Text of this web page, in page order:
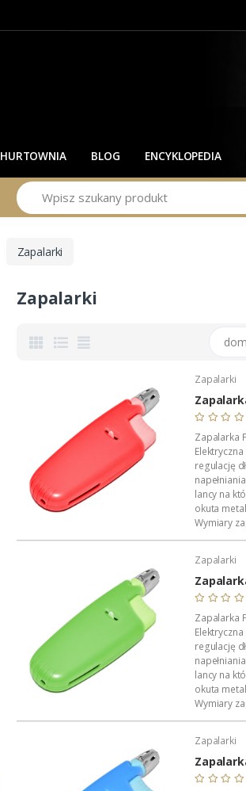
HURTOWNIA BLOG ENCYKLOPEDIA
Szukaj
Zapalarki
Zapalarki
Zapalarki
Zapalarka
regulację
lancy na
okuta
Wymiary
38mm x
Polecany...
Zapalarki
Zapalarka
regulację
lancy na
okuta
Wymiary
38mm x
Polecany...
Zapalarki